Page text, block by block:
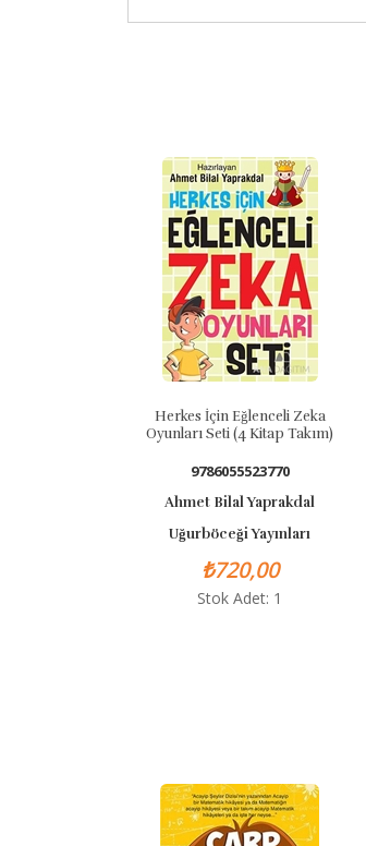
Herkes İçin Eğlenceli Zeka
Oyunları Seti (4 Kitap Takım)
9786055523770
Ahmet Bilal Yaprakdal
Uğurböceği Yayınları
₺720,00
Stok Adet: 1